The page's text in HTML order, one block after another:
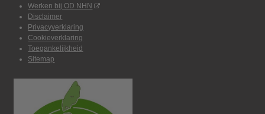
Werken bij OD NHN
Disclaimer
Privacyverklaring
Cookieverklaring
Toegankelijkheid
Sitemap